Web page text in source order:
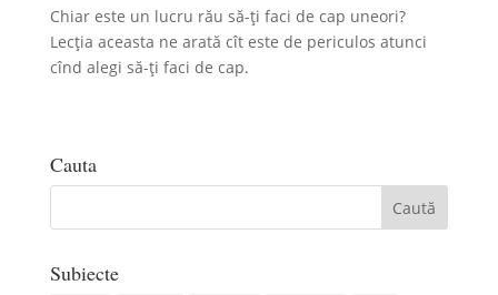
Chiar este un lucru rău să-ți faci de cap uneori?
Lecția aceasta ne arată cît este de periculos atunci
cînd alegi să-ți faci de cap.
Cauta
Subiecte